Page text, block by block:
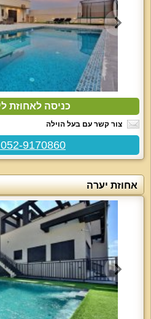
כניסה לאחוזת
צור קשר עם בעל הוילה
052-9170860 - אורטל
אחוזת יערה